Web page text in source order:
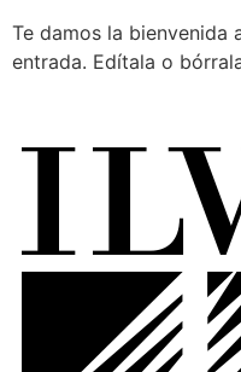
Te damos la bienvenida
entrada. Edítala o